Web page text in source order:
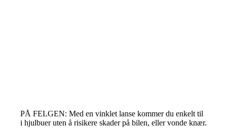
PÅ FELGEN: Med en vinklet lanse kommer du enkelt til
i hjulbuer uten å risikere skader på bilen, eller vonde knær.